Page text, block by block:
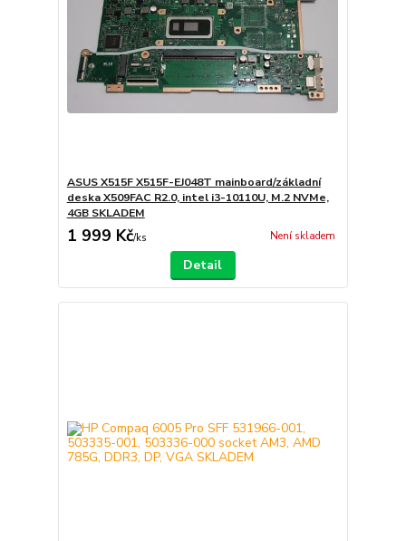
ASUS X515F X515F-EJ048T mainboard/základní
deska X509FAC R2.0, intel i3-10110U, M.2 NVMe,
4GB SKLADEM
1 999 Kč/ks Není skladem
Detail